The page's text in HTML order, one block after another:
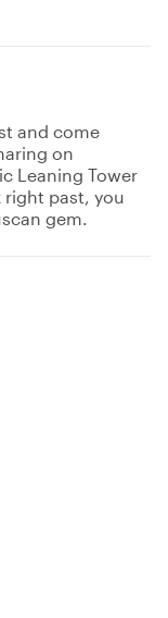
and come
on
Leaning Tower
past, you
gem.